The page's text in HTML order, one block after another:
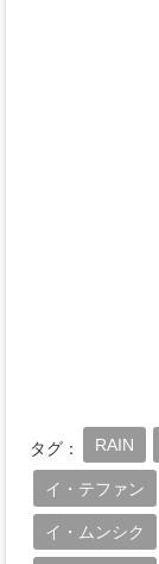
タグ： RAIN
イ・テファン
イ・ムンシク